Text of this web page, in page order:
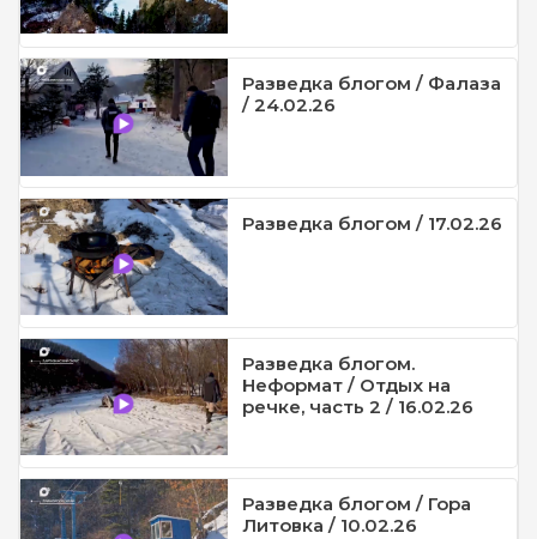
Разведка блогом / Фалаза
/ 24.02.26
Разведка блогом / 17.02.26
Разведка блогом.
Неформат / Отдых на
речке, часть 2 / 16.02.26
Разведка блогом / Гора
Литовка / 10.02.26